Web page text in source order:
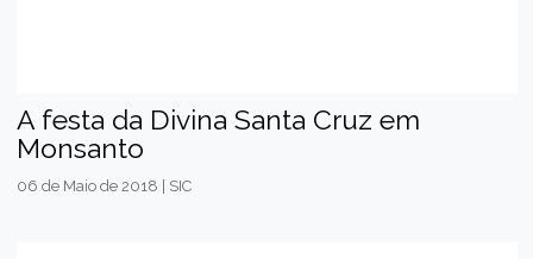
A festa da Divina Santa Cruz em
Monsanto
06 de Maio de 2018 | SIC